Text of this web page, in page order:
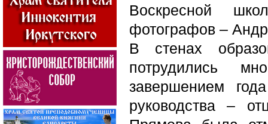
Воскресной
фотографов –
В стенах
потрудились
завершением
руководства –